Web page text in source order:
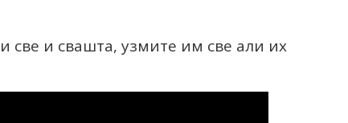
све и свашта, узмите им све али их